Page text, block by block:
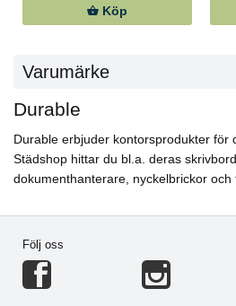
Köp
Varumärke
Durable
Durable erbjuder kontorsprodukter för
Städshop hittar du bl.a. deras
dokumenthanterare, nyckelbrickor och
Följ oss